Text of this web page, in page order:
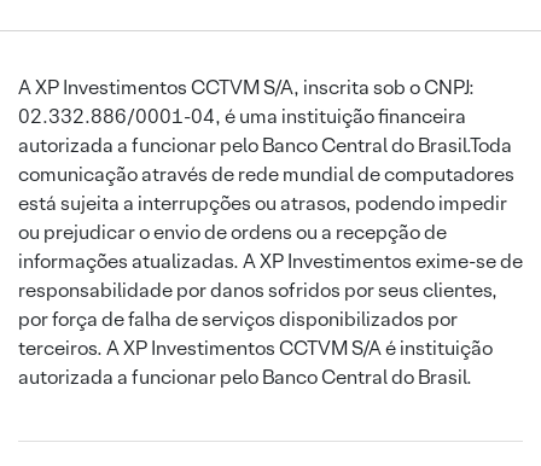
A XP Investimentos CCTVM S/A, inscrita sob o CNPJ:
02.332.886/0001-04, é uma instituição financeira
autorizada a funcionar pelo Banco Central do Brasil.Toda
comunicação através de rede mundial de computadores
está sujeita a interrupções ou atrasos, podendo impedir
ou prejudicar o envio de ordens ou a recepção de
informações atualizadas. A XP Investimentos exime-se de
responsabilidade por danos sofridos por seus clientes,
por força de falha de serviços disponibilizados por
terceiros. A XP Investimentos CCTVM S/A é instituição
autorizada a funcionar pelo Banco Central do Brasil.